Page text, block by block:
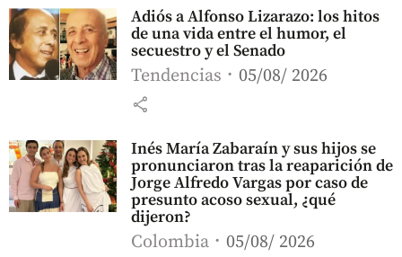
Adiós a Alfonso Lizarazo: los hitos
de una vida entre el humor, el
secuestro y el Senado
Tendencias 05/08/ 2026
share
Inés María Zabaraín y sus hijos se
pronunciaron tras la reaparición de
Jorge Alfredo Vargas por caso de
presunto acoso sexual, ¿qué
dijeron?
Colombia 05/08/ 2026